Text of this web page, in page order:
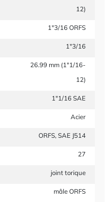
12)
1"3/16 ORFS
1"3/16
26.99 mm (1"1/16-
12)
1"1/16 SAE
Acier
ORFS, SAE J514
27
joint torique
mâle ORFS